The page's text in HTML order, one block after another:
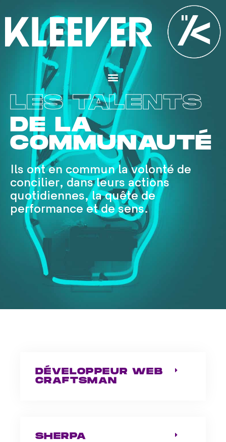
au
contenu
Menu
LES TALENTS
DE LA
COMMUNAUTÉ
Ils ont en commun la volonté de
concilier, dans leurs actions
quotidiennes, la quête de
performance et de sens.
DÉVELOPPEUR WEB
CRAFTSMAN
SHERPA